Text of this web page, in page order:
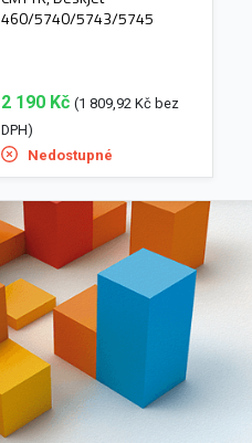
460/5740/5743/5745
2 190 Kč (1 809,92 Kč bez
DPH)
Nedostupné